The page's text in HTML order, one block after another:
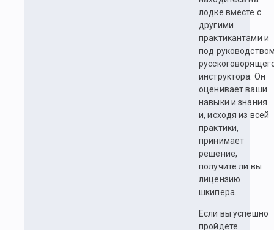
лодке вместе с
другими
практикантами и
под
инструктора. Он
оценивает ваши
навыки и знания
и, исходя из всей
практики,
принимает
решение,
получите ли вы
лицензию
шкипера.
Если вы успешно
пройдете